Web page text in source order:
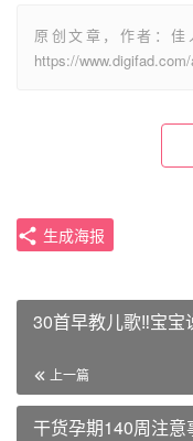
原创文章，作者：佳
https://
生成海报
30首早教儿歌‼宝宝
上一篇
干货孕期140周注